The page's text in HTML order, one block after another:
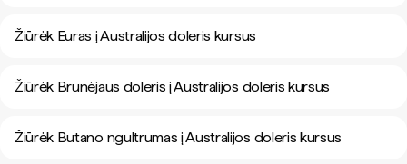
Žiūrėk Euras į Australijos doleris kursus
Žiūrėk Brunėjaus doleris į Australijos doleris kursus
Žiūrėk Butano ngultrumas į Australijos doleris kursus